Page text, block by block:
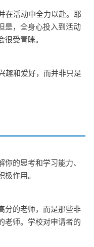
在活动中全力以赴。耶
是，全身心投入到活动
受青睐。
趣和爱好，而并非只是
的思考和学习能力、
作用。
分的老师，而是那些非
老师。学校对申请者的